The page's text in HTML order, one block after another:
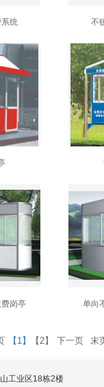
统 不
岗亭 单向
【1】 【2】 下一页 末
工业区18栋2楼